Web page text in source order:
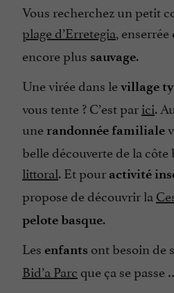
Vous recherchez un petit
plage d’Erretegia,
encore plus sauvage.
Une virée dans levillage
vous tente ? C’est parici.
une randonnée familiale
belle découverte de la côte
littoral. Et pour activité
propose de découvrir la
pelote basque.
Les enfants ont besoin de
Bid’a Parcque ça se passe